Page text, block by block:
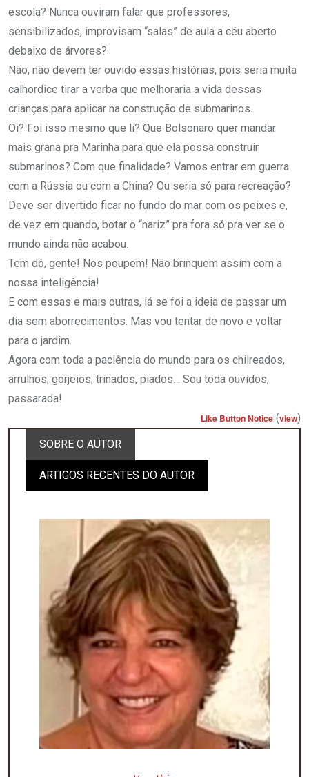
escola? Nunca ouviram falar que professores,
sensibilizados, improvisam “salas” de aula a céu aberto
debaixo de árvores?
Não, não devem ter ouvido essas histórias, pois seria muita
calhordice tirar a verba que melhoraria a vida dessas
crianças para aplicar na construção de submarinos.
Oi? Foi isso mesmo que li? Que Bolsonaro quer mandar
mais grana pra Marinha para que ela possa construir
submarinos? Com que finalidade? Vamos entrar em guerra
com a Rússia ou com a China? Ou seria só para recreação?
Deve ser divertido ficar no fundo do mar com os peixes e,
de vez em quando, botar o “nariz” pra fora só pra ver se o
mundo ainda não acabou.
Tem dó, gente! Nos poupem! Não brinquem assim com a
nossa inteligência!
E com essas e mais outras, lá se foi a ideia de passar um
dia sem aborrecimentos. Mas vou tentar de novo e voltar
para o jardim.
Agora com toda a paciência do mundo para os chilreados,
arrulhos, gorjeios, trinados, piados… Sou toda ouvidos,
passarada!
Like Button Notice (view)
SOBRE O AUTOR
ARTIGOS RECENTES DO AUTOR